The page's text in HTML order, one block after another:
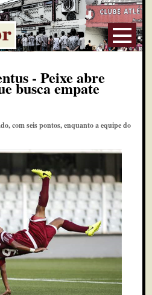
- Peixe abre
busca empate
com seis pontos, enquanto a equipe do